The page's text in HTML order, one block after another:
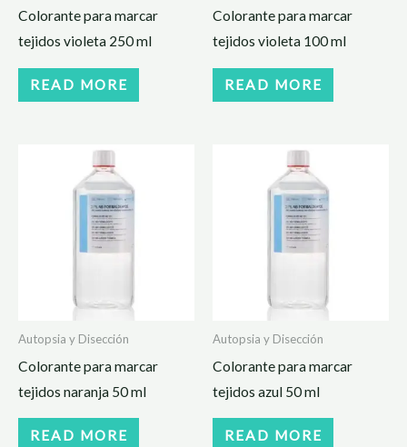
Colorante para marcar
tejidos violeta 250 ml
READ MORE
Colorante para marcar
tejidos violeta 100 ml
READ MORE
Autopsia y Disección
Colorante para marcar
tejidos naranja 50 ml
READ MORE
Autopsia y Disección
Colorante para marcar
tejidos azul 50 ml
READ MORE